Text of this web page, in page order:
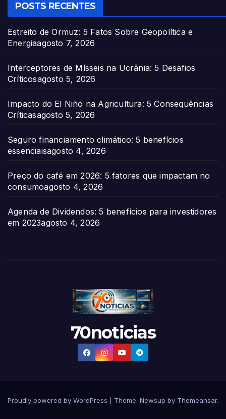
POSTS RECENTES
Estreito de Ormuz: 5 Fatos Sobre Geopolítica e
Energiaagosto 7, 2026
Interceptores de Mísseis na Ucrânia: 5 Desafios
Críticosagosto 5, 2026
Impacto do El Niño na Agricultura: 5 Consequências
Críticasagosto 5, 2026
Seguro financiamento climático: 5 benefícios
essenciaisagosto 4, 2026
Preço do café em 2026: 5 fatores que impactam no
consumoagosto 4, 2026
Agenda de Dividendos: 5 benefícios para investidores
em 2023agosto 4, 2026
70noticias
Proudly powered by WordPress Theme: Newsup by Themeansar.